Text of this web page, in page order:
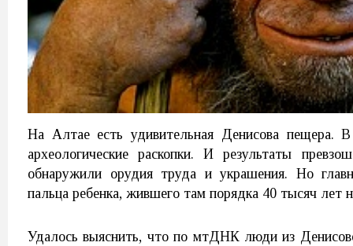
На Алтае есть удивительная Денисова пещера.
археологические раскопки. И результаты
обнаружили орудия труда и украшения. Но
пальца ребенка, жившего там порядка 40 тысяч лет
Удалось выяснить, что по мтДНК люди из